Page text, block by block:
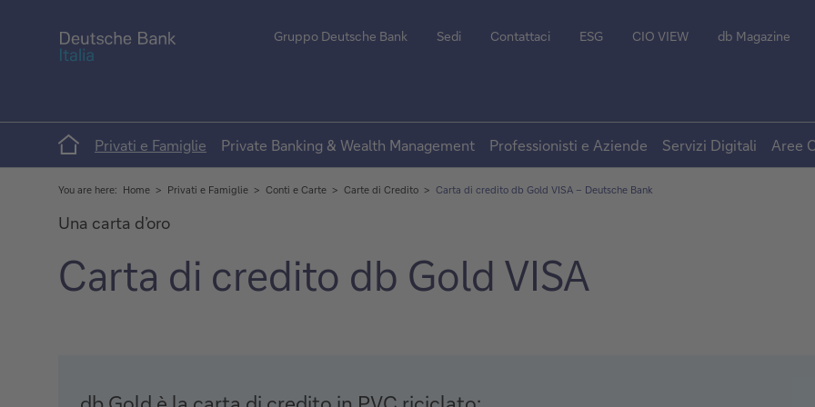
Gruppo Deutsche Bank Sedi Contattaci ESG CIO VIEW db Magazine
Home
Privati e Famiglie
Private Banking & Wealth Management Professionisti e Aziende Servizi Digitali Aree
You are here: Home Privati e Famiglie Conti e Carte Carte di Credito Carta di credito db Gold VISA – Deutsche Bank
Una carta d’oro
Carta di credito db Gold VISA